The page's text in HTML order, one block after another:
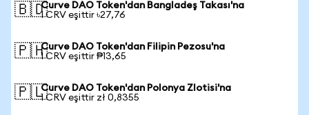
🇧🇩Curve DAO Token'dan Bangladeş Takası'na
1 CRV eşittir ৳27,76
🇵🇭Curve DAO Token'dan Filipin Pezosu'na
1 CRV eşittir ₱13,65
🇵🇱Curve DAO Token'dan Polonya Zlotisi'na
1 CRV eşittir zł 0,8355